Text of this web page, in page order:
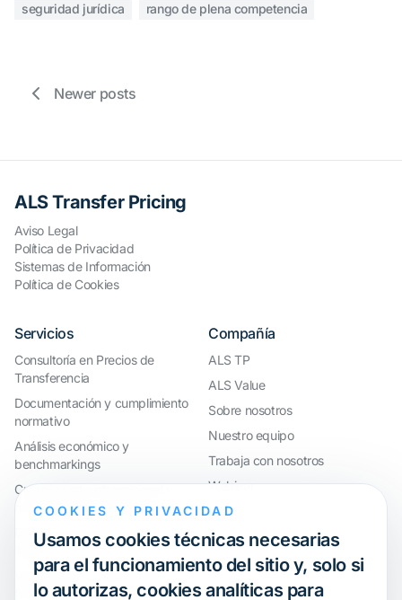
seguridad jurídica
rango de plena competencia
Newer posts
ALS Transfer Pricing
Aviso Legal
Política de Privacidad
Sistemas de Información
Política de Cookies
Servicios
Consultoría en Precios de
Transferencia
Documentación y cumplimiento
normativo
Análisis económico y
benchmarkings
Cumplimiento internacional y
reorganización de grupos
Defensa ante inspecciones y
litigios
Valoraciones y operaciones
financieras
Compañía
ALS TP
ALS Value
Sobre nosotros
Nuestro equipo
Trabaja con nosotros
Webinar
COOKIES Y PRIVACIDAD
Usamos cookies técnicas necesarias
para el funcionamiento del sitio y, solo si
lo autorizas, cookies analíticas para